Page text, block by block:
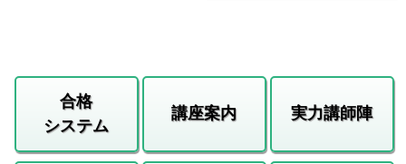
合格
システム
講座案内 実力講師陣